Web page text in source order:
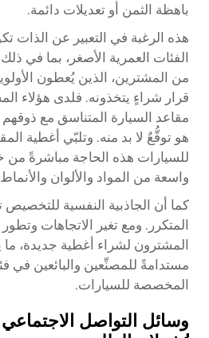
باهظة الثمن أو تعديلات دائمة.
هذه الرغبة في التعبير عن الذات
الفئات العمرية الأصغر، بما في
من المشترين، الذين يُعطون
قرار شراءٍ يتخذونه. فلدى هؤلاء
مقاعد السيارة المتناسق مع
هو توقُّعٌ لا بد منه. وتلبّي أغطية
للسيارات هذه الحاجة مباشرةً
واسعة من المواد والألوان
كما أن الجاذبية النفسية للتخصيص
المتكرر. ومع تغير الاتجاهات
المشترون لشراء أغطية جديدة، ما
مستدامةً للمصنِّعين والبائعين في
المخصصة للسيارات.
وسائل التواصل الاجتماعي